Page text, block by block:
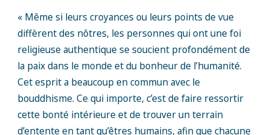
« Même si leurs croyances ou leurs points de vue
diffèrent des nôtres, les personnes qui ont une foi
religieuse authentique se soucient profondément de
la paix dans le monde et du bonheur de l’humanité.
Cet esprit a beaucoup en commun avec le
bouddhisme. Ce qui importe, c’est de faire ressortir
cette bonté intérieure et de trouver un terrain
d’entente en tant qu’êtres humains, afin que chacune